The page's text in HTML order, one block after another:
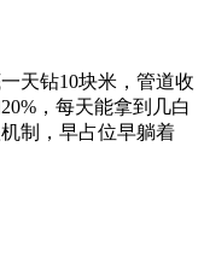
天钻10块米，管道收
，每天能拿到几白
制，早占位早躺着